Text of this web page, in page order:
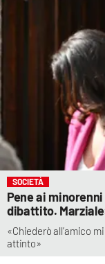
SOCIETÀ
Pene ai
dibattito.
«Chiederò all’amico
attinto»